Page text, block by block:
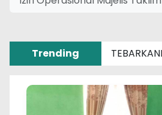
Trending